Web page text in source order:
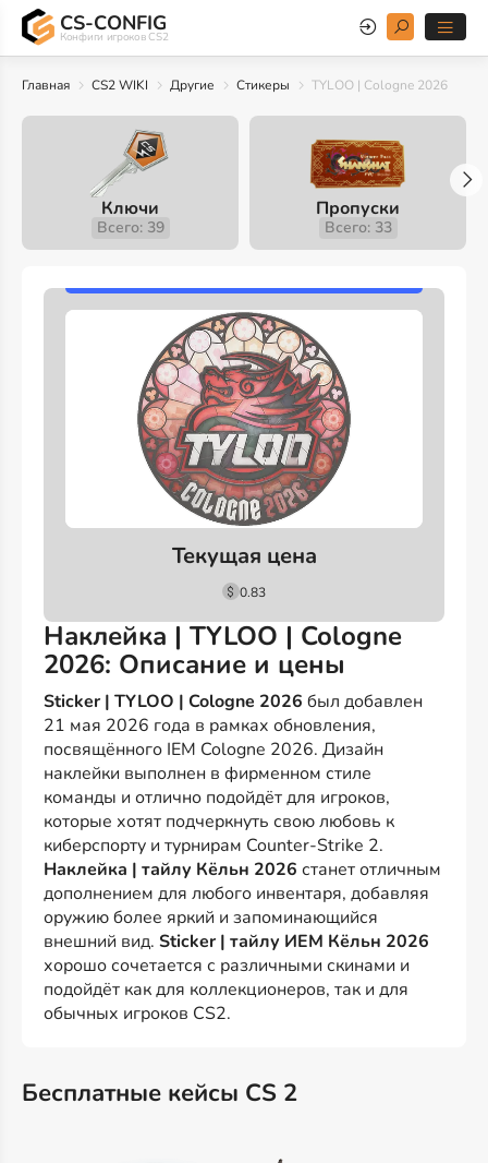
CS-CONFIG
Конфиги игроков CS2
Главная CS2 WIKI Другие Стикеры TYLOO | Cologne 2026
Ключи
Всего: 39
Пропуски
Всего: 33
Текущая цена
0.83
Наклейка | TYLOO | Cologne
2026: Описание и цены
Sticker | TYLOO | Cologne 2026 был добавлен
21 мая 2026 года в рамках обновления,
посвящённого IEM Cologne 2026. Дизайн
наклейки выполнен в фирменном стиле
команды и отлично подойдёт для игроков,
которые хотят подчеркнуть свою любовь к
киберспорту и турнирам Counter-Strike 2.
Наклейка | тайлу Кёльн 2026 станет отличным
дополнением для любого инвентаря, добавляя
оружию более яркий и запоминающийся
внешний вид. Sticker | тайлу ИЕМ Кёльн 2026
хорошо сочетается с различными скинами и
подойдёт как для коллекционеров, так и для
обычных игроков CS2.
Бесплатные кейсы CS 2